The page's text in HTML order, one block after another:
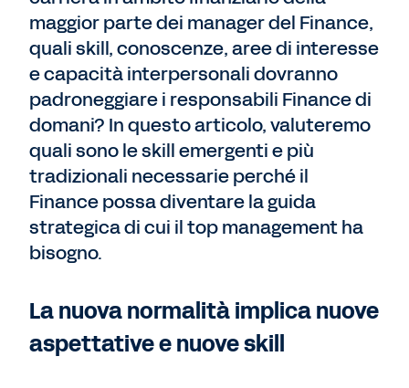
maggior parte dei manager del Finance,
quali skill, conoscenze, aree di interesse
e capacità interpersonali dovranno
padroneggiare i responsabili Finance di
domani? In questo articolo, valuteremo
quali sono le skill emergenti e più
tradizionali necessarie perché il
Finance possa diventare la guida
strategica di cui il top management ha
bisogno.
La nuova normalità implica nuove
aspettative e nuove skill